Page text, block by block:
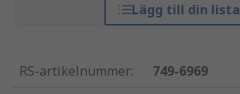
Lägg till din lista
RS-artikelnummer:
749-6969